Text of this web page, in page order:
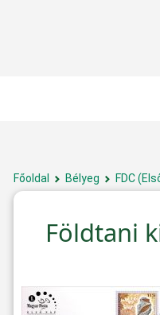
Főoldal Bélyeg FDC
Földtani